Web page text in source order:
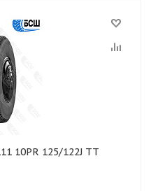
10PR 125/122J TT